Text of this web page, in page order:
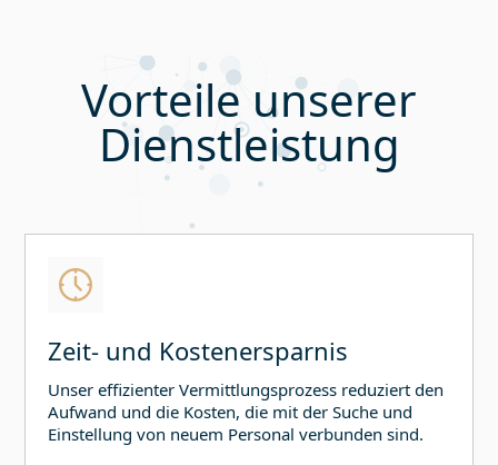
Vorteile unserer
Dienstleistung
Zeit- und Kostenersparnis
Unser effizienter Vermittlungsprozess reduziert den
Aufwand und die Kosten, die mit der Suche und
Einstellung von neuem Personal verbunden sind.